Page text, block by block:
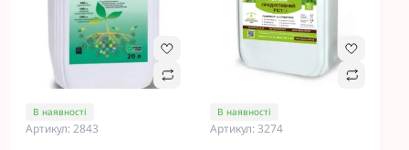
В наявності
Артикул: 2843
В наявності
Артикул: 3274